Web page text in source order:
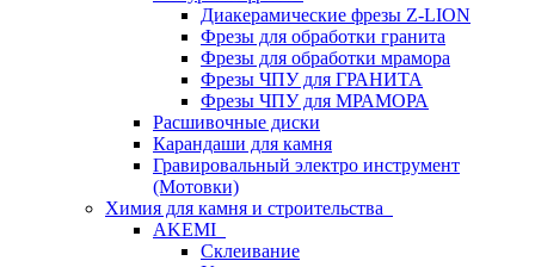
Диакерамические фрезы Z-LION
Фрезы для обработки гранита
Фрезы для обработки мрамора
Фрезы ЧПУ для ГРАНИТА
Фрезы ЧПУ для МРАМОРА
Расшивочные диски
Карандаши для камня
Гравировальный электро инструмент
(Мотовки)
Химия для камня и строительства
AKEMI
Склеивание